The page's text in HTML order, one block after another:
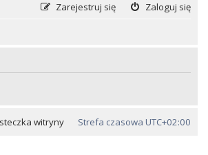
Zaloguj się
Zarejestruj się
Strefa czasowa UTC+02:00
witryny